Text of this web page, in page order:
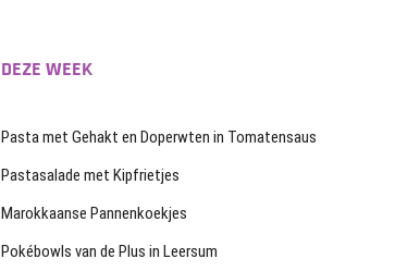
DEZE WEEK
Pasta met Gehakt en Doperwten in Tomatensaus
Pastasalade met Kipfrietjes
Marokkaanse Pannenkoekjes
Pokébowls van de Plus in Leersum